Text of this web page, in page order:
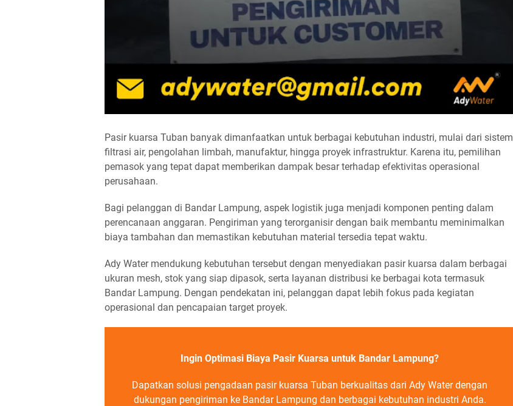
Pasir kuarsa Tuban banyak dimanfaatkan untuk berbagai kebutuhan industri, mulai dari sistem
filtrasi air, pengolahan limbah, manufaktur, hingga proyek infrastruktur. Karena itu, pemilihan
pemasok yang tepat dapat memberikan dampak besar terhadap efektivitas operasional
perusahaan.
Bagi pelanggan di Bandar Lampung, aspek logistik juga menjadi komponen penting dalam
perencanaan anggaran. Pengiriman yang terorganisir dengan baik membantu meminimalkan
biaya tambahan dan memastikan kebutuhan material tersedia tepat waktu.
Ady Water mendukung kebutuhan tersebut dengan menyediakan pasir kuarsa dalam berbagai
ukuran mesh, stok yang siap dipasok, serta layanan distribusi ke berbagai kota termasuk
Bandar Lampung. Dengan pendekatan ini, pelanggan dapat lebih fokus pada kegiatan
operasional dan pencapaian target proyek.
Ingin Optimasi Biaya Pasir Kuarsa untuk Bandar Lampung?
Dapatkan solusi pengadaan pasir kuarsa Tuban berkualitas dari Ady Water dengan
dukungan pengiriman ke Bandar Lampung dan berbagai kebutuhan industri Anda.